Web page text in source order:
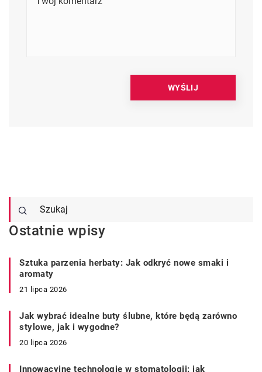
Ostatnie wpisy
Sztuka parzenia herbaty: Jak odkryć nowe smaki i
aromaty
21 lipca 2026
Jak wybrać idealne buty ślubne, które będą zarówno
stylowe, jak i wygodne?
20 lipca 2026
Innowacyjne technologie w stomatologii: jak